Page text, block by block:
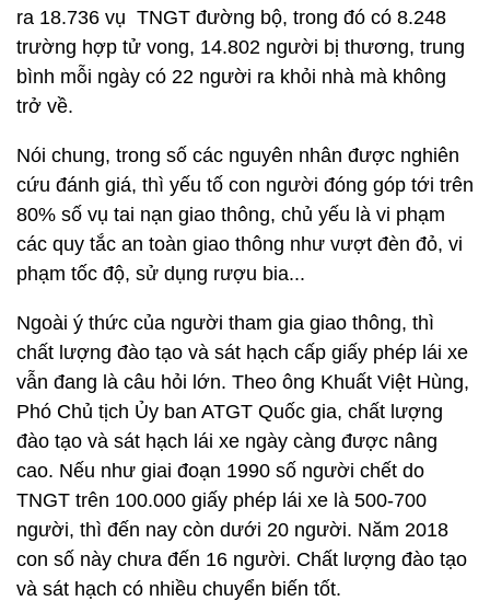
ra 18.736 vụ TNGT đường bộ, trong đó có 8.248
trường hợp tử vong, 14.802 người bị thương, trung
bình mỗi ngày có 22 người ra khỏi nhà mà không
trở về.
Nói chung, trong số các nguyên nhân được nghiên
cứu đánh giá, thì yếu tố con người đóng góp tới trên
80% số vụ tai nạn giao thông, chủ yếu là vi phạm
các quy tắc an toàn giao thông như vượt đèn đỏ, vi
phạm tốc độ, sử dụng rượu bia...
Ngoài ý thức của người tham gia giao thông, thì
chất lượng đào tạo và sát hạch cấp giấy phép lái xe
vẫn đang là câu hỏi lớn. Theo ông Khuất Việt Hùng,
Phó Chủ tịch Ủy ban ATGT Quốc gia, chất lượng
đào tạo và sát hạch lái xe ngày càng được nâng
cao. Nếu như giai đoạn 1990 số người chết do
TNGT trên 100.000 giấy phép lái xe là 500-700
người, thì đến nay còn dưới 20 người. Năm 2018
con số này chưa đến 16 người. Chất lượng đào tạo
và sát hạch có nhiều chuyển biến tốt.